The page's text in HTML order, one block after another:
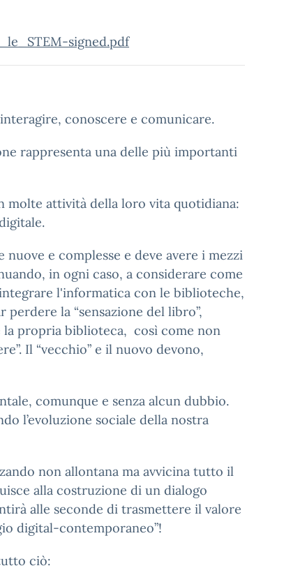
signed.pdf
conoscere e comunicare.
rappresenta una delle più importanti
molte attività della loro vita quotidiana:
e complesse e deve avere i mezzi
in ogni caso, a considerare come
l'informatica con le biblioteche,
perdere la “sensazione del libro”,
propria biblioteca, così come non
Il “vecchio” e il nuovo devono,
comunque e senza alcun dubbio.
l’evoluzione sociale della nostra
non allontana ma avvicina tutto il
alla costruzione di un dialogo
alle seconde di trasmettere il valore
digital-contemporaneo”!
ciò: